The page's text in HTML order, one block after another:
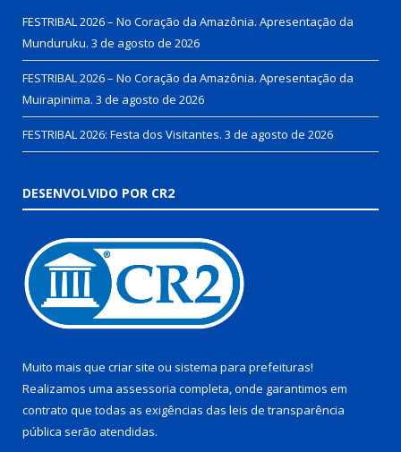
FESTRIBAL 2026 – No Coração da Amazônia. Apresentação da
Munduruku. 3 de agosto de 2026
FESTRIBAL 2026 – No Coração da Amazônia. Apresentação da
Muirapinima. 3 de agosto de 2026
FESTRIBAL 2026: Festa dos Visitantes. 3 de agosto de 2026
DESENVOLVIDO POR CR2
Muito mais que criar site ou sistema para prefeituras!
Realizamos uma assessoria completa, onde garantimos em
contrato que todas as exigências das leis de transparência
pública serão atendidas.